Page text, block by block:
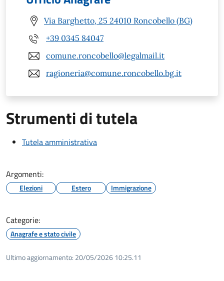
Via Barghetto, 25 24010 Roncobello (BG)
+39 0345 84047
comune.roncobello@legalmail.it
ragioneria@comune.roncobello.bg.it
Strumenti di tutela
Tutela amministrativa
Argomenti:
Elezioni Estero Immigrazione
Categorie:
Anagrafe e stato civile
Ultimo aggiornamento: 20/05/2026 10:25.11